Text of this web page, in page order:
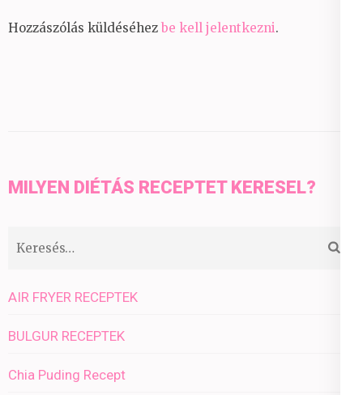
Hozzászólás küldéséhez be kell jelentkezni.
MILYEN DIÉTÁS RECEPTET KERESEL?
Keresés:
AIR FRYER RECEPTEK
BULGUR RECEPTEK
Chia Puding Recept